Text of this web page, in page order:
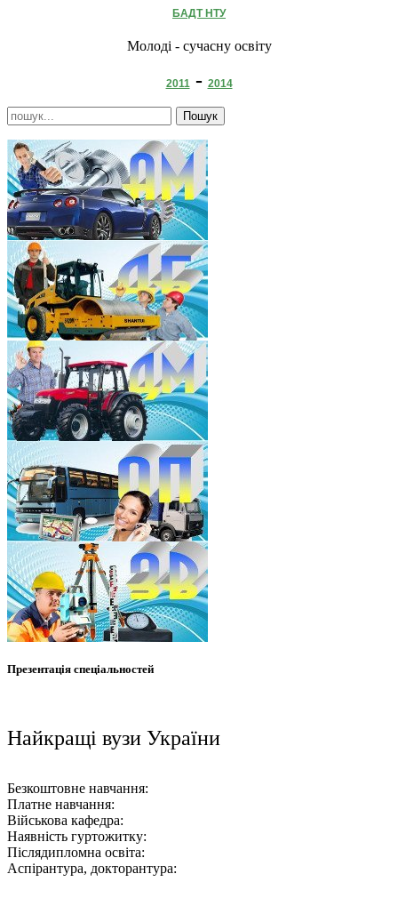
БАДТ НТУ
Молоді - сучасну освіту
2011- 2014
Презентація спеціальностей
Найкращі вузи України
Безкоштовне навчання:
Платне навчання:
Військова кафедра:
Наявність гуртожитку:
Післядипломна освіта:
Аспірантура, докторантура: